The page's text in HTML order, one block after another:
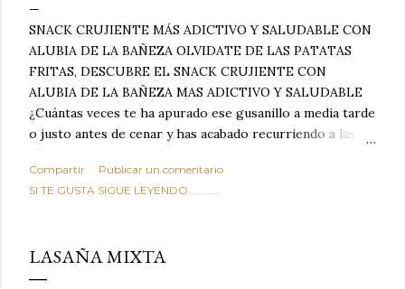
SNACK CRUJIENTE MÁS ADICTIVO Y SALUDABLE CON
ALUBIA DE LA BAÑEZA OLVIDATE DE LAS PATATAS
FRITAS, DESCUBRE EL SNACK CRUJIENTE CON
ALUBIA DE LA BAÑEZA MAS ADICTIVO Y SALUDABLE
¿Cuántas veces te ha apurado ese gusanillo a media tarde
o justo antes de cenar y has acabado recurriendo a las
típicas patatas de bolsa, frutos secos fritos o snacks
ultraprocesados llenos de grasas saturadas y sodio?
Todos hemos estado ahí. Sin embargo, cuidarse no tiene
satisface. Estas alubias crujientes al horno van a cambiar
por completo tu forma de ver las legumbres. Olvídate de
Compartir
Publicar un comentario
SI TE GUSTA SIGUE LEYENDO............
LASAÑA MIXTA